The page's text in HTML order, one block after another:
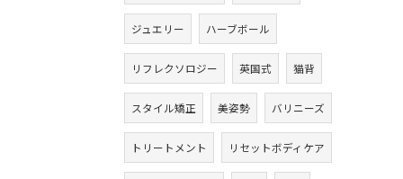
ジュエリー ハーブボール
リフレクソロジー 英国式 猫背
スタイル矯正 美姿勢 バリニーズ
トリートメント リセットボディケア